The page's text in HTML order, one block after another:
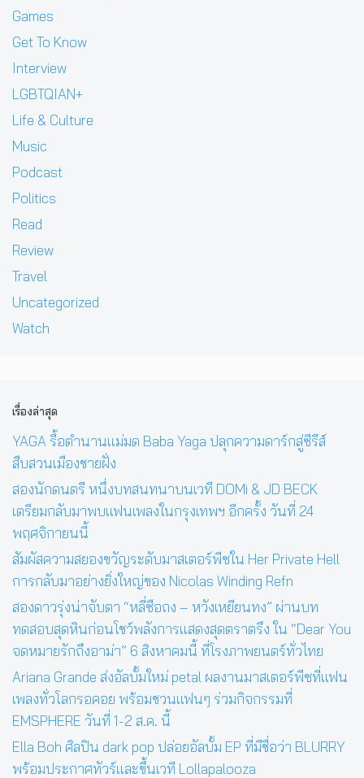
Games
Get To Know
Interview
LGBTQIAN+
Life & Culture
Music
Podcast
Politics
Read
Review
Travel
Uncategorized
Watch
เรื่องล่าสุด
YAGA รื้อตำนานแม่มด Baba Yaga ปลุกความดาร์กสู่ซีรีส์
สืบสวนเมืองชายฝั่ง
สองนักดนตรี หนึ่งบทสนทนาบนเวที DOMi & JD BECK
เตรียมกลับมาพบแฟนเพลงในกรุงเทพฯ อีกครั้ง วันที่ 24
พฤศจิกายนนี้
สัมผัสความสยองขวัญระดับมาสเตอร์พีซใน Her Private Hell
การกลับมาอย่างยิ่งใหญ่ของ Nicolas Winding Refn
สองดาวรุ่งน่าจับตา “หลี่ซือถง – หวังเหยียนทง” ผ่านบท
ทดสอบสุดหินก่อนโชว์พลังการแสดงสุดตราตรึง ใน “Dear You
จดหมายรักถึงอาม่า” 6 สิงหาคมนี้ ที่โรงภาพยนตร์ทั่วไทย
Ariana Grande ส่งอัลบั้มใหม่ petal ผลงานมาสเตอร์พีซที่แฟน
เพลงทั่วโลกรอคอย พร้อมชวนแฟนๆ ร่วมกิจกรรมที่
EMSPHERE วันที่ 1-2 ส.ค. นี้
Ella Boh ศิลปิน dark pop ปล่อยอัลบั้ม EP ที่มีชื่อว่า BLURRY
พร้อมประกาศทัวร์และขึ้นเวที Lollapalooza